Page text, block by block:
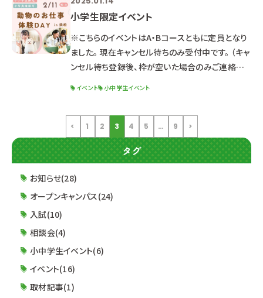
となりましたので、 ご案内申し上げます。 改定開
始：2025年4月1日（火）から 皆様にはご負担をお
かけすることになり、大変恐縮ですが、 学生たちの
教育活動にご理解とご協力を賜りますよう、 何卒よ
ろしくお
小学生限定イベント
※こちらのイベントはA・Bコースともに定員となり
ました。 現在キャンセル待ちのみ受付中です。 （キャ
ンセル待ち登録後、枠が空いた場合のみご連絡させ
SNS投稿大歓迎♥ 動物のお仕事体験DAY ２０２
５年２月
イベント 小中学生イベント
< 1 2 3 4 5 … 9 >
タグ
お知らせ(28)
オープンキャンパス(24)
入試(10)
相談会(4)
小中学生イベント(6)
イベント(16)
取材記事(1)